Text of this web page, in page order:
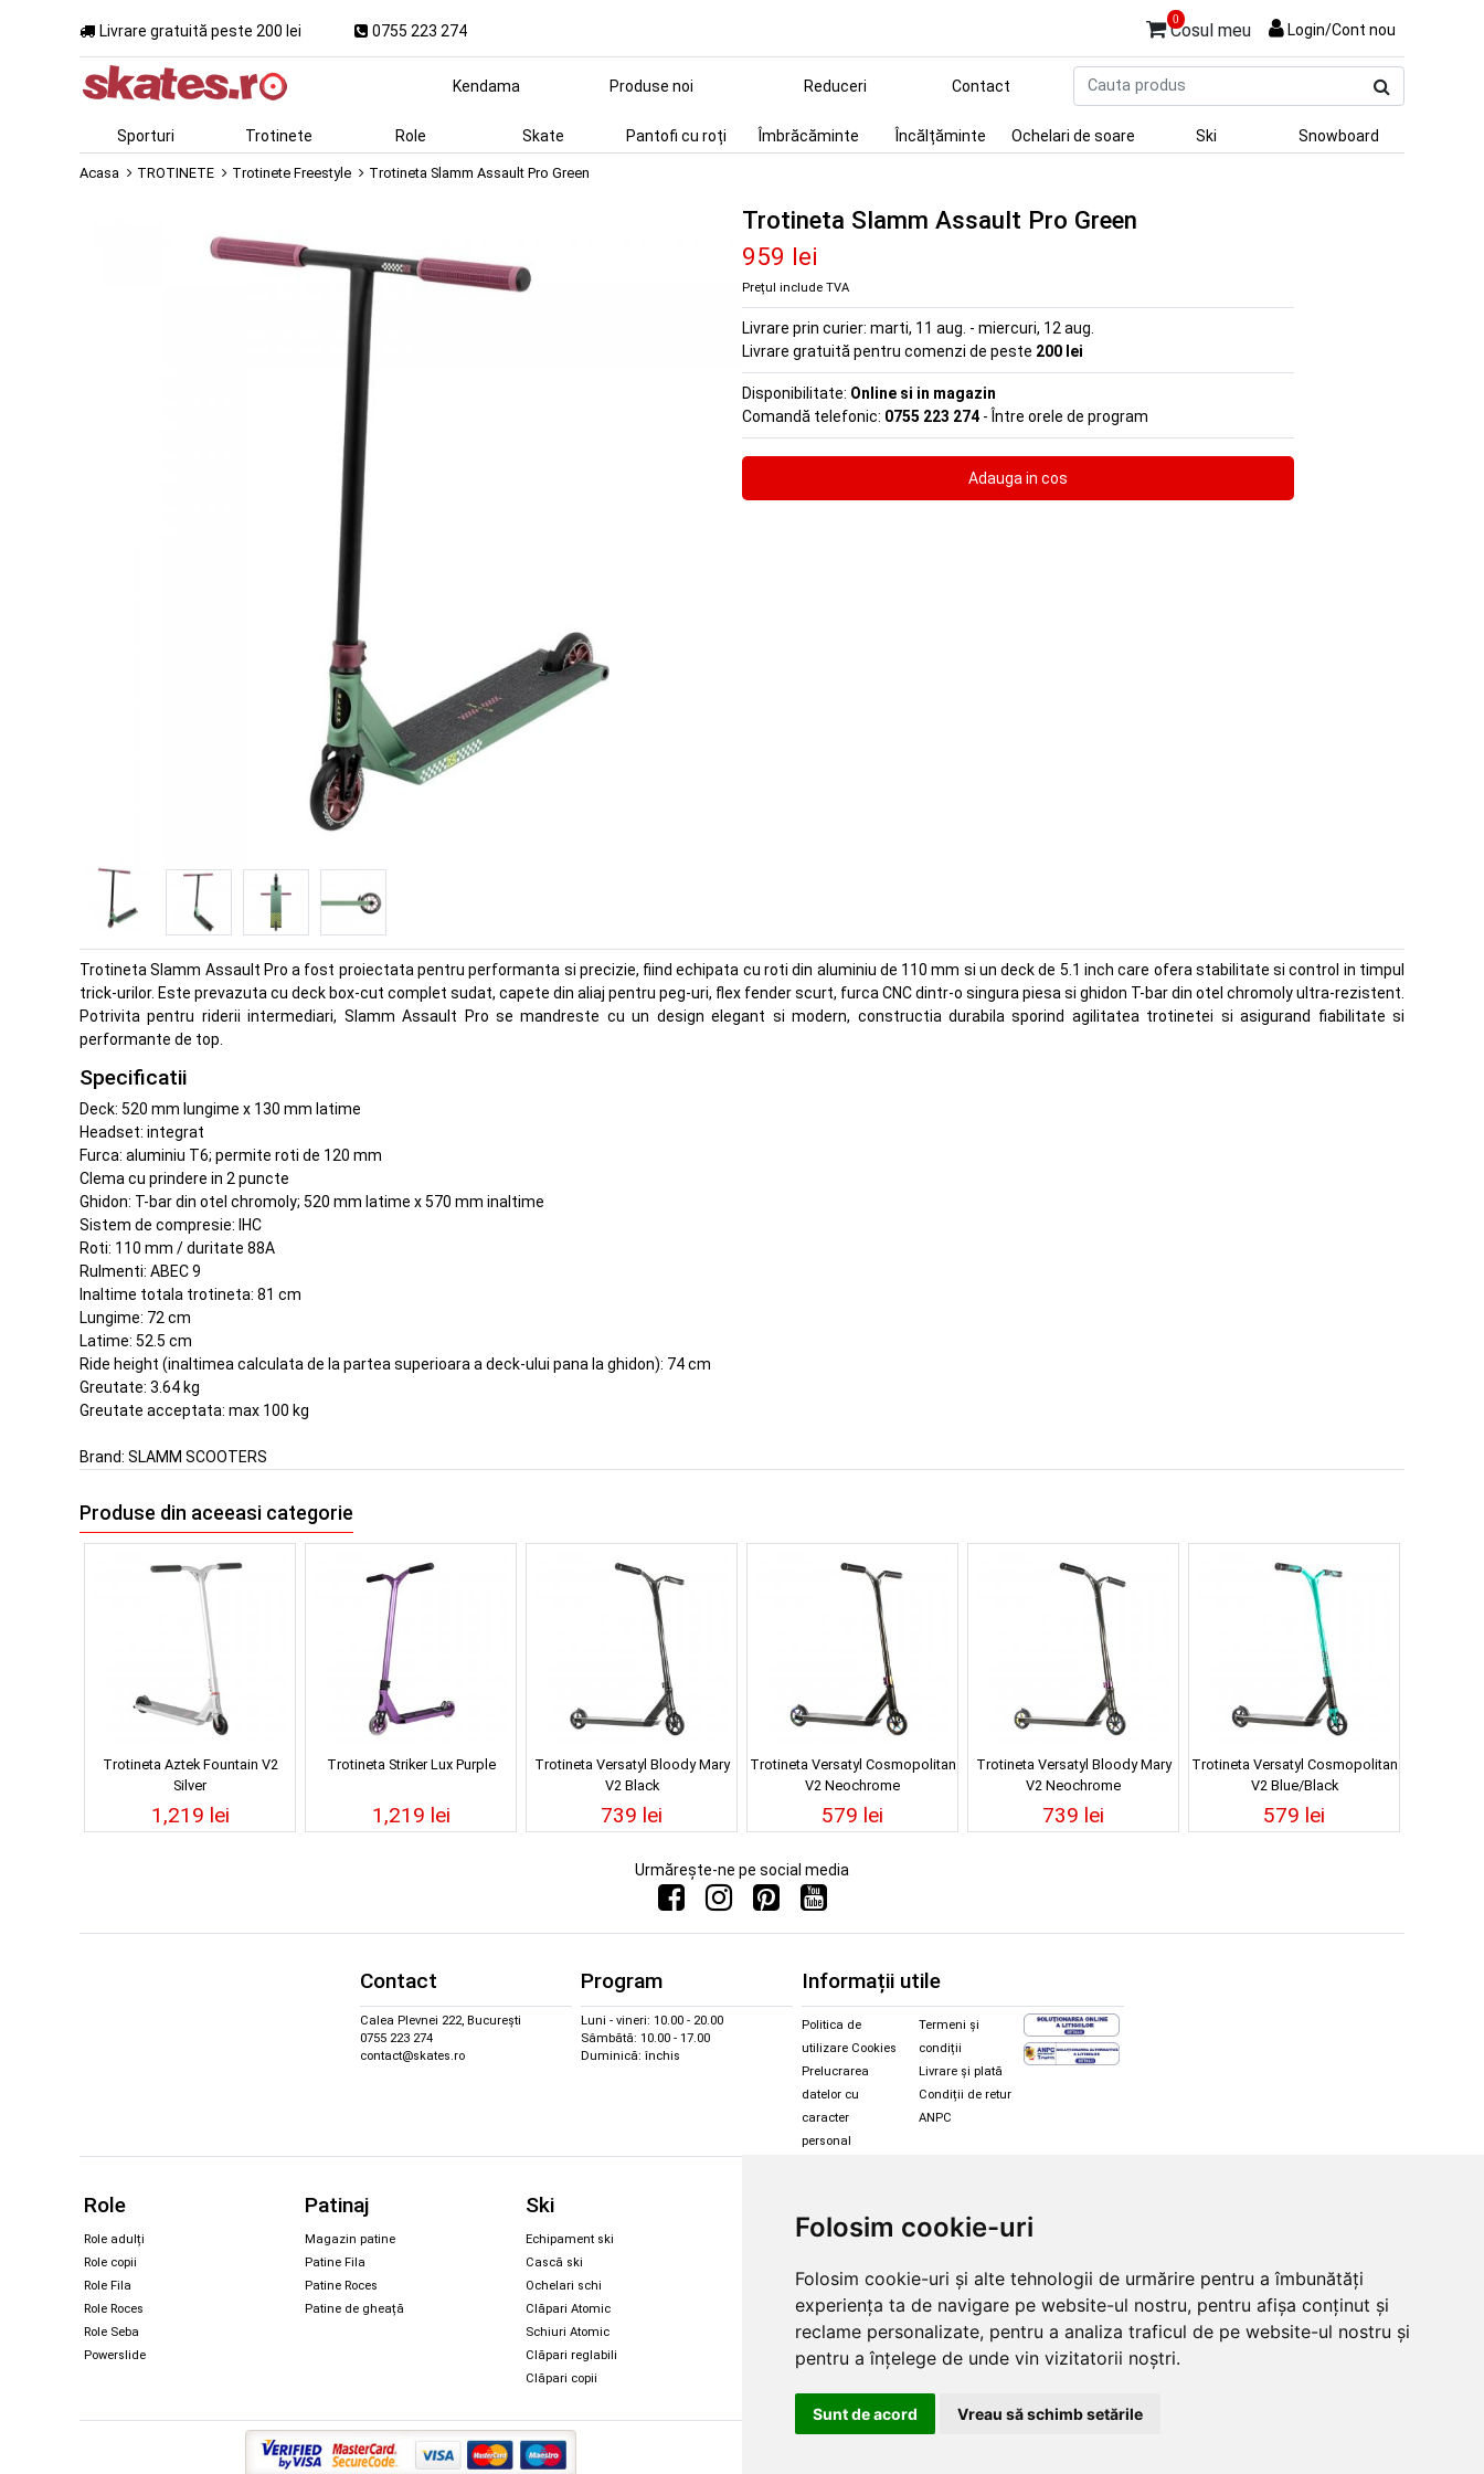
Folosim cookie-uri
Folosim cookie-uri și alte tehnologii de urmărire pentru a îmbunătăți
experiența ta de navigare pe website-ul nostru, pentru afișa conținut și
reclame personalizate, pentru a analiza traficul de pe website-ul nostru și
pentru a înțelege de unde vin vizitatorii noștri.
Sunt de acord Vreau să schimb setările
Livrare gratuită peste 200 lei 0755 223 274
0
Cosul meu Login/Cont nou
produs
Kendama Produse noi Reduceri Contact
Sporturi Trotinete Role Skate Pantofi cu roți Îmbrăcăminte Încălțăminte Ochelari de soare Ski Snowboard
Acasa TROTINETE Trotinete Freestyle Trotineta Slamm Assault Pro Green
Trotineta Slamm Assault Pro Green
959 lei
Prețul include TVA
Livrare prin curier: marti, 11 aug. - miercuri, 12 aug.
Livrare gratuită pentru comenzi de peste 200 lei
Disponibilitate: Online si in magazin
Comandă telefonic: 0755 223 274 - Între orele de program
Trotineta Slamm Assault Pro a fost proiectata pentru performanta si precizie, fiind echipata cu roti din aluminiu de 110 mm si un deck de 5.1 inch care ofera stabilitate si control in timpul
trick-urilor. Este prevazuta cu deck box-cut complet sudat, capete din aliaj pentru peg-uri, flex fender scurt, furca CNC dintr-o singura piesa si ghidon T-bar din otel chromoly ultra-rezistent.
Potrivita pentru riderii intermediari, Slamm Assault Pro se mandreste cu un design elegant si modern, constructia durabila sporind agilitatea trotinetei si asigurand fiabilitate si
performante de top.
Specificatii
Deck: 520 mm lungime x 130 mm latime
Headset: integrat
Furca: aluminiu T6; permite roti de 120 mm
Clema cu prindere in 2 puncte
Ghidon: T-bar din otel chromoly; 520 mm latime x 570 mm inaltime
Sistem de compresie: IHC
Roti: 110 mm / duritate 88A
Rulmenti: ABEC 9
Inaltime totala trotineta: 81 cm
Lungime: 72 cm
Latime: 52.5 cm
Ride height (inaltimea calculata de la partea superioara a deck-ului pana la ghidon): 74 cm
Greutate: 3.64 kg
Greutate acceptata: max 100 kg
Brand: SLAMM SCOOTERS
Produse din aceeasi categorie
Trotineta Aztek Fountain V2
Silver
1,219 lei
Trotineta Striker Lux Purple
1,219 lei
Trotineta Versatyl Bloody Mary
V2 Black
739 lei
Trotineta Versatyl Cosmopolitan
V2 Neochrome
579 lei
Trotineta Versatyl Bloody Mary
V2 Neochrome
739 lei
Trotineta Versatyl Cosmopolitan
V2 Blue/Black
579 lei
Urmărește-ne pe social media
Contact
Calea Plevnei 222, București
0755 223 274
contact@skates.ro
Program
Luni - vineri: 10.00 - 20.00
Sâmbătă: 10.00 - 17.00
Duminică: închis
Informații utile
Politica de
utilizare Cookies
Prelucrarea
datelor cu
caracter
personal
Termeni și
condiții
Livrare și plată
Condiții de retur
ANPC
Role
Role adulți
Role copii
Role Fila
Role Roces
Role Seba
Powerslide
Patinaj
Magazin patine
Patine Fila
Patine Roces
Patine de gheață
Ski
Echipament ski
Cască ski
Ochelari schi
Clăpari Atomic
Schiuri Atomic
Clăpari reglabili
Clăpari copii
Magazin snowboard
Legături Rome SDS
Skate & longboard
Santa Cruz
Îmbrăcăminte schi și snowboard
Căști și ochelari Alpina
Ochelari Oakley
Ochelari Alpina
Ochelari de soare Oakley
Ochelari de soare Alpina
Intretinere manusi